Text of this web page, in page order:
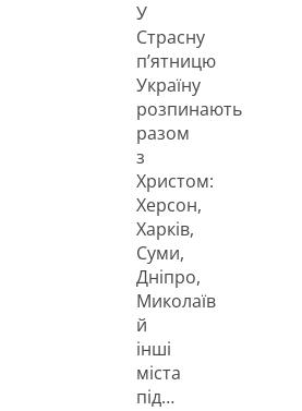
У
Страсну
п’ятницю
Україну
розпинають
разом
з
Христом:
Херсон,
Харків,
Суми,
Дніпро,
Миколаїв
й
інші
міста
під…